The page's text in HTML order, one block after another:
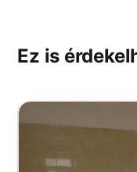
Ez is